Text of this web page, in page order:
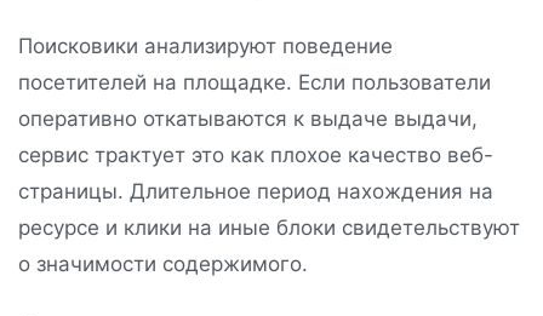
Поисковики анализируют поведение
посетителей на площадке. Если пользователи
оперативно откатываются к выдаче выдачи,
сервис трактует это как плохое качество веб-
страницы. Длительное период нахождения на
ресурсе и клики на иные блоки свидетельствуют
о значимости содержимого.